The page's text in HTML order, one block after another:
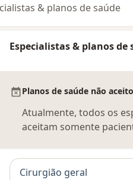
& planos de saúde
Especialistas & planos de
Planos de saúde não
Atualmente, todos os
aceitam somente
Cirurgião geral